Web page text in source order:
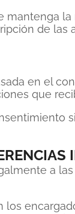
de
en el
que
a